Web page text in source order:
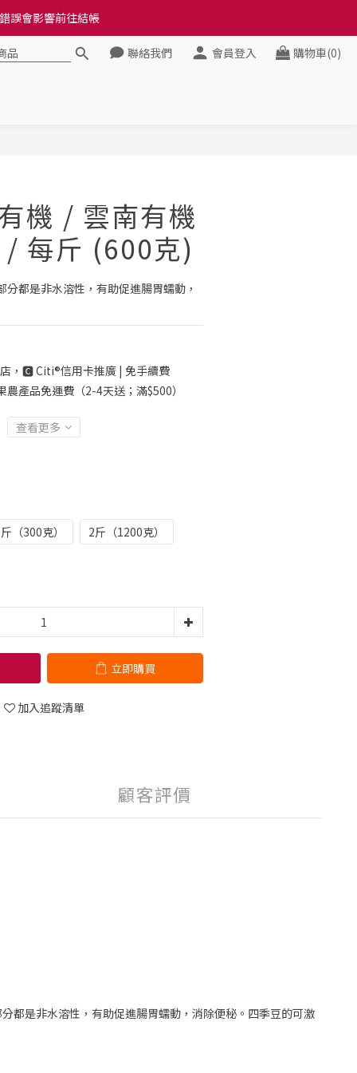
誤會影響前往結帳
誤會影響前往結帳
康》 聯絡我們 會員登入 購物車(0)
機 / 雲南有機
每斤 (600克)
都是非水溶性，有助促進腸胃蠕動，
，🅲 Citi®信用卡推廣 | 免手續費
產品免運費（2-4天送；滿$500）
查看更多
（300克） 2斤（1200克）
立即購買
加入追蹤清單
顧客評價
都是非水溶性，有助促進腸胃蠕動，消除便秘。四季豆的可激